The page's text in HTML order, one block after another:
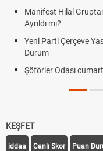
Manifest Hilal
Ayrıldı mı?
Yeni Parti Çerçeve
Durum
Şöförler Odası
KEŞFET
iddaa Canlı Skor Puan